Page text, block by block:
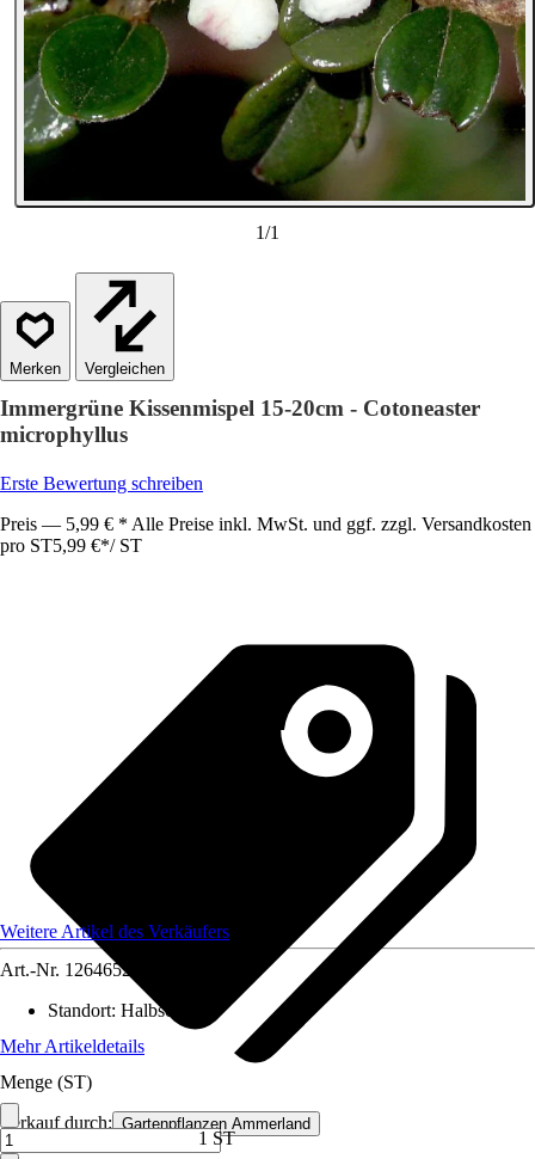
1/1
Vergleichen
Immergrüne Kissenmispel 15-20cm - Cotoneaster
microphyllus
Erste Bewertung schreiben
Preis — 5,99 € * Alle Preise inkl. MwSt. und ggf. zzgl. Versandkosten
pro ST5,99 €*/ ST
Verkauf durch: Gartenpflanzen Ammerland
Weitere Artikel des Verkäufers
Art.-Nr. 12646527
Standort: Halbschatten
Mehr Artikeldetails
Menge (ST)
1 ST